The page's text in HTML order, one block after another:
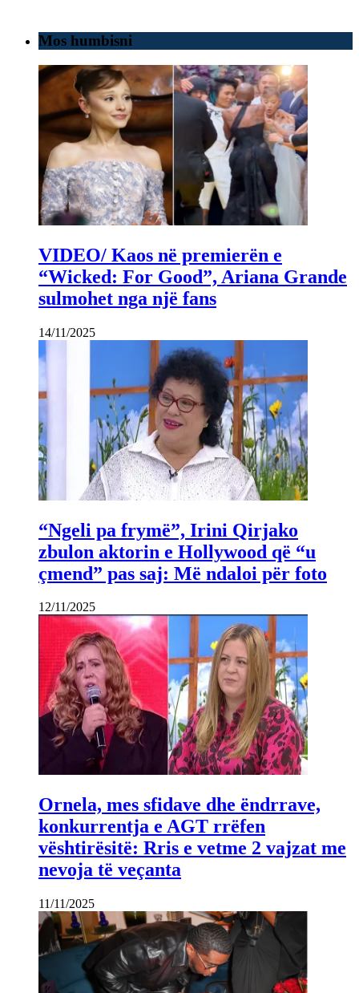
Mos humbisni
VIDEO/ Kaos në premierën e
“Wicked: For Good”, Ariana Grande
sulmohet nga një fans
14/11/2025
“Ngeli pa frymë”, Irini Qirjako
zbulon aktorin e Hollywood që “u
çmend” pas saj: Më ndaloi për foto
12/11/2025
Ornela, mes sfidave dhe ëndrrave,
konkurrentja e AGT rrëfen
vështirësitë: Rris e vetme 2 vajzat me
nevoja të veçanta
11/11/2025